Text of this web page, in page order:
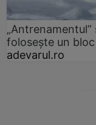
folosește un
adevarul.ro